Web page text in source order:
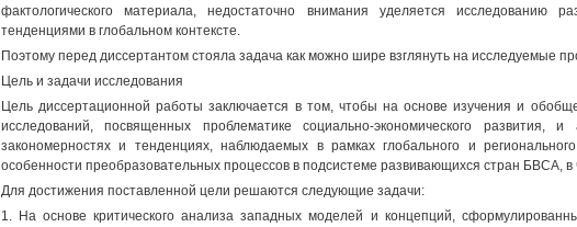
фактологического материала, недостаточно внимания уделяется исследованию
тенденциями в глобальном контексте.
Поэтому перед диссертантом стояла задача как можно шире взглянуть на исследуемые
Цель и задачи исследования
Цель диссертационной работы заключается в том, чтобы на основе изучения и
исследований, посвященных проблематике социально-экономического развития,
закономерностях и тенденциях, наблюдаемых в рамках глобального и
особенности преобразовательных процессов в подсистеме развивающихся стран БВСА, в
Для достижения поставленной цели решаются следующие задачи:
1. На основе критического анализа западных моделей и концепций,